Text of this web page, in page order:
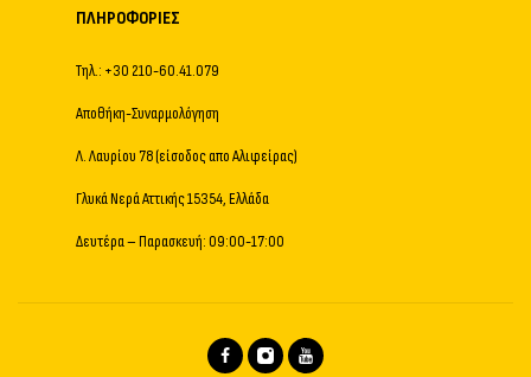
ΠΛΗΡΟΦΟΡΊΕΣ
Τηλ.: +30 210-60.41.079
Αποθήκη-Συναρμολόγηση
Λ. Λαυρίου 78 (είσοδος απο Αλιφείρας)
Γλυκά Νερά Αττικής 15354, Ελλάδα
Δευτέρα – Παρασκευή: 09:00-17:00